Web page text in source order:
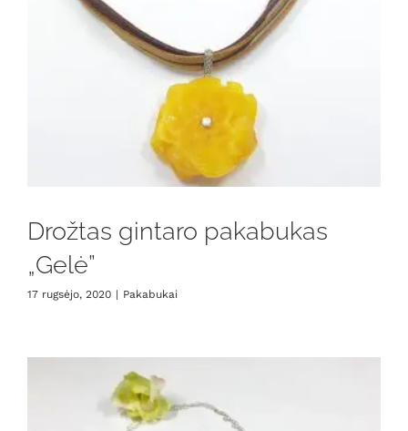
Drožtas gintaro pakabukas
„Gelė”
17 rugsėjo, 2020 | Pakabukai